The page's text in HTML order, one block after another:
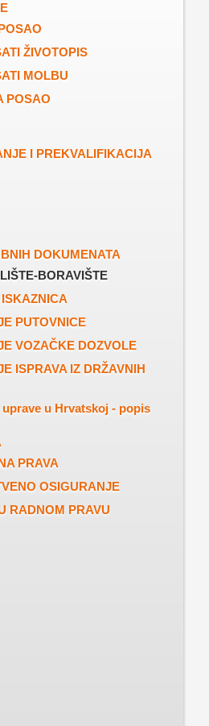
ŽIVOTOPIS
MOLBU
POSAO
I PREKVALIFIKACIJA
DOKUMENATA
BORAVIŠTE
PUTOVNICE
VOZAČKE DOZVOLE
ISPRAVA IZ DRŽAVNIH
u Hrvatskoj - popis
PRAVA
OSIGURANJE
RADNOM PRAVU